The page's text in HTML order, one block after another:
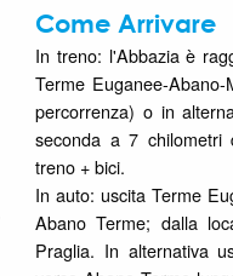
Come Arrivare
In treno: l'Abbazia è
Terme Euganee-
percorrenza) o in
seconda a 7 chilometri
treno + bici.
In auto: uscita Terme
Abano Terme; dalla
Praglia. In alternativa